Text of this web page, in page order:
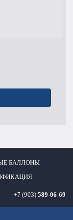
БАЛЛОНЫ
+7 (903) 589-06-69